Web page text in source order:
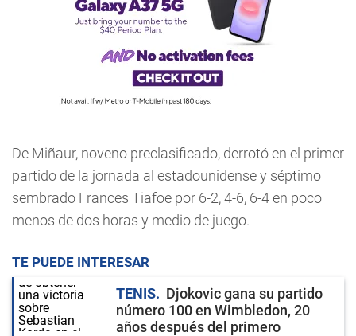
De Miñaur, noveno preclasificado, derrotó en el primer
partido de la jornada al estadounidense y séptimo
sembrado Frances Tiafoe por 6-2, 4-6, 6-4 en poco
menos de dos horas y medio de juego.
TE PUEDE INTERESAR
TENIS
Djokovic gana su partido
número 100 en Wimbledon, 20
años después del primero